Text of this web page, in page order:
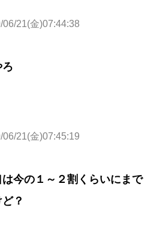
06/21(金)07:44:38
06/21(金)07:45:19
今の１～２割くらいにまで
？